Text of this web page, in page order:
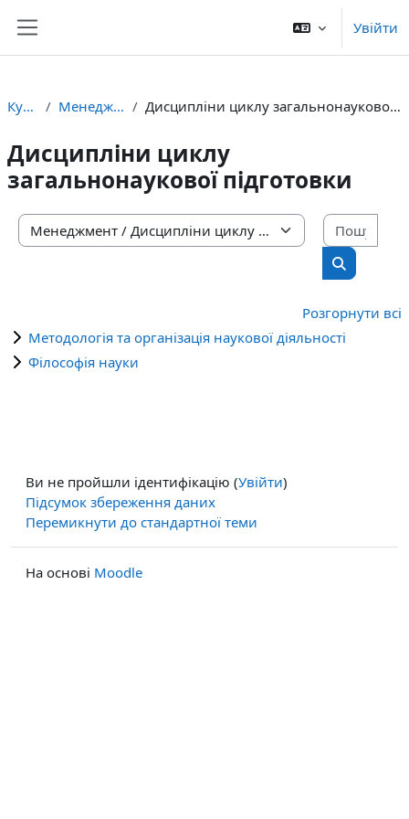
Увійти
Курси Менеджмент Дисципліни циклу загальнонаукової підготовки
Дисципліни циклу
загальнонаукової підготовки
Категорії курсів
Пошук
Розгорнути всі
Методологія та організація наукової діяльності
Філософія науки
Ви не пройшли ідентифікацію (Увійти)
Підсумок збереження даних
Перемикнути до стандартної теми
На основі Moodle